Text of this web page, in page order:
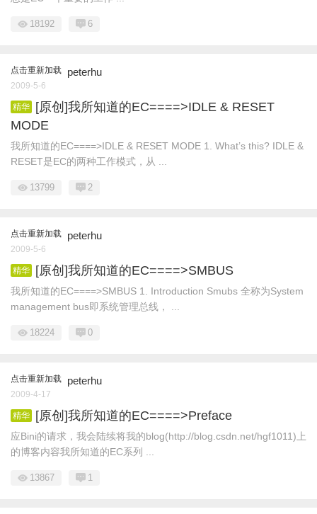
18192 6
点击重新加载 peterhu
2009-5-6
精华
[原创]我所知道的EC====>IDLE & RESET
MODE
我所知道的EC====>IDLE & RESET MODE 1. What’s this? IDLE &
RESET是EC的两种工作模式，从 ...
13799 2
点击重新加载 peterhu
2009-5-6
精华 [原创]我所知道的EC====>SMBUS
我所知道的EC====>SMBUS 1. Introduction Smubs 全称为System
management bus即系统管理总线， ...
18224 0
点击重新加载 peterhu
2009-4-17
精华 [原创]我所知道的EC====>Preface
应Bini的请求，我会陆续将我的blog(http://blog.csdn.net/hgf1011)上
的博客内容我所知道的EC系列 ...
13867 1